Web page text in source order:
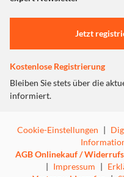
Einstellungen anpassen
Jetzt
Kostenlose Registrierung
Bleiben Sie stets über die
informiert.
Cookie-Einstellungen |
AGB Onlinekauf /
| Impressum |